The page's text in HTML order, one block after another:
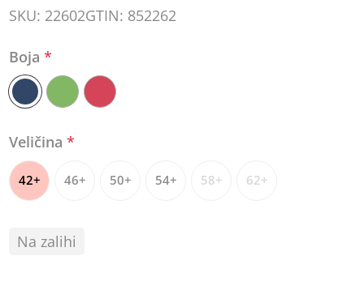
SKU: 22602GTIN: 852262
Boja*
Veličina*
42+ 46+ 50+ 54+ 58+ 62+
Na zalihi